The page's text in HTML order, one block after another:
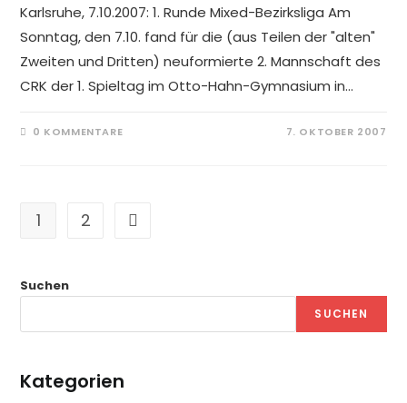
Karlsruhe, 7.10.2007: 1. Runde Mixed-Bezirksliga Am
Sonntag, den 7.10. fand für die (aus Teilen der "alten"
Zweiten und Dritten) neuformierte 2. Mannschaft des
CRK der 1. Spieltag im Otto-Hahn-Gymnasium in…
0 KOMMENTARE 7. OKTOBER 2007
1 2
Suchen
SUCHEN
Kategorien